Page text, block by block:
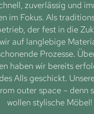
zuverlässig und
im Fokus. Als
der fest in die
auf langlebige
Prozesse.
haben wir bereits
Alls geschickt.
outer space – denn
wollen stylische Möbel!